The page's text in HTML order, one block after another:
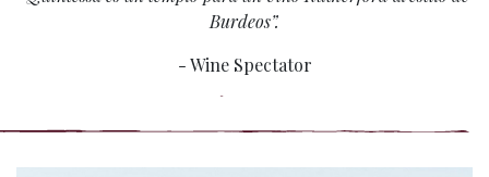
Burdeos”.
- Wine Spectator